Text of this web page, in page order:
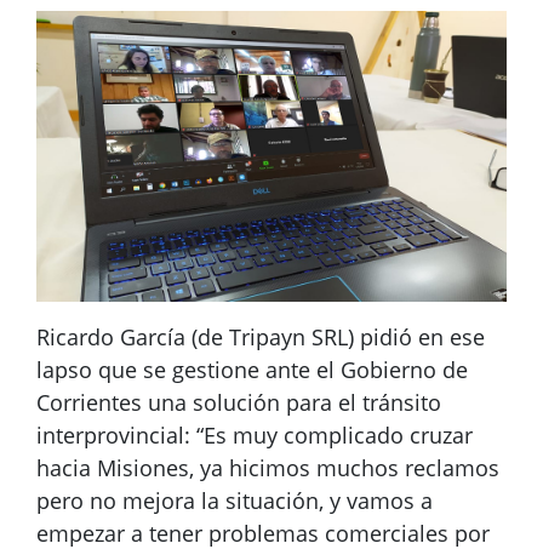
Ricardo García (de Tripayn SRL) pidió en ese
lapso que se gestione ante el Gobierno de
Corrientes una solución para el tránsito
interprovincial: “Es muy complicado cruzar
hacia Misiones, ya hicimos muchos reclamos
pero no mejora la situación, y vamos a
empezar a tener problemas comerciales por